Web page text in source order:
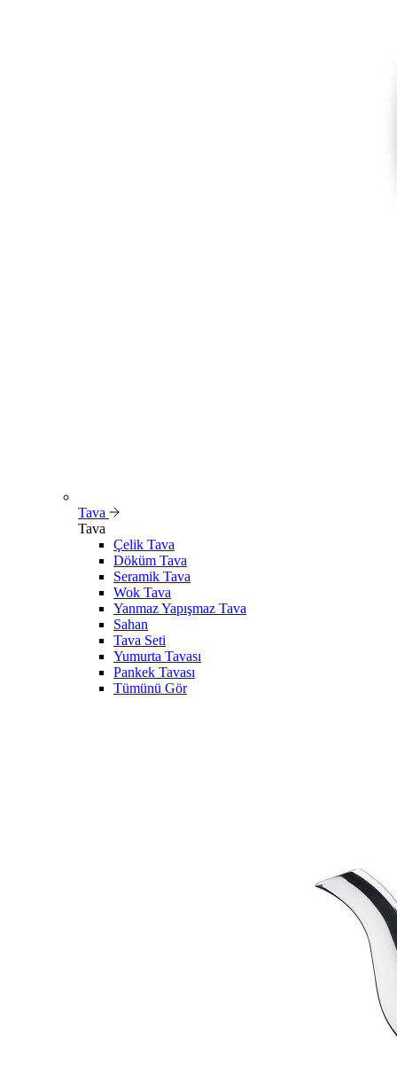
Tava
Tava
Çelik Tava
Döküm Tava
Seramik Tava
Wok Tava
Yanmaz Yapışmaz Tava
Sahan
Tava Seti
Yumurta Tavası
Pankek Tavası
Tümünü Gör